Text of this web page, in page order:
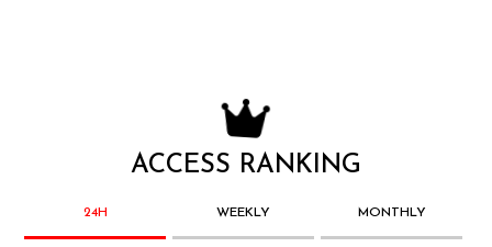
ACCESS RANKING
24H WEEKLY MONTHLY